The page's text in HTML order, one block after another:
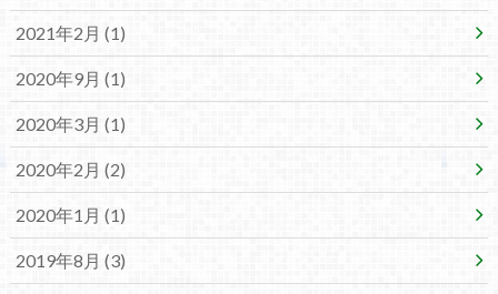
2021年2月 (1)
2020年9月 (1)
2020年3月 (1)
2020年2月 (2)
2020年1月 (1)
2019年8月 (3)